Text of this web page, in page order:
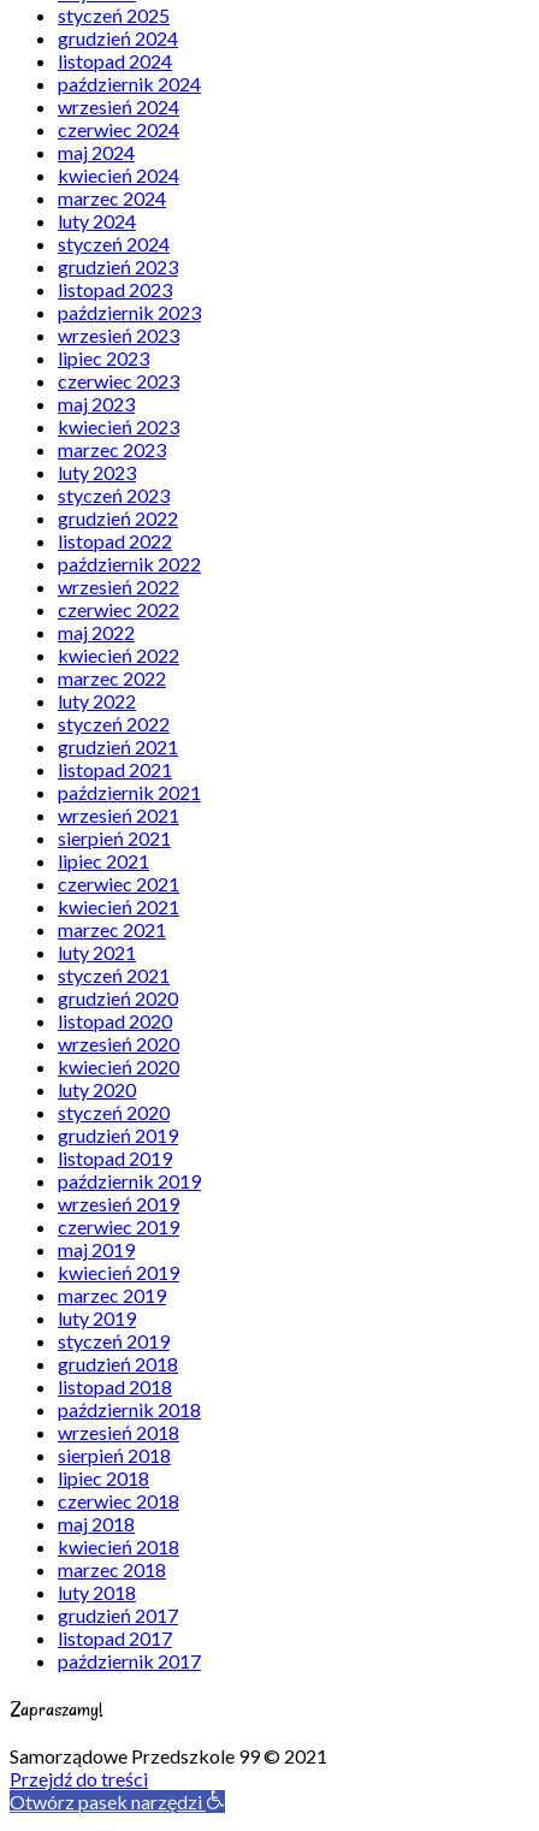
styczeń 2025
grudzień 2024
listopad 2024
październik 2024
wrzesień 2024
czerwiec 2024
maj 2024
kwiecień 2024
marzec 2024
luty 2024
styczeń 2024
grudzień 2023
listopad 2023
październik 2023
wrzesień 2023
lipiec 2023
czerwiec 2023
maj 2023
kwiecień 2023
marzec 2023
luty 2023
styczeń 2023
grudzień 2022
listopad 2022
październik 2022
wrzesień 2022
czerwiec 2022
maj 2022
kwiecień 2022
marzec 2022
luty 2022
styczeń 2022
grudzień 2021
listopad 2021
październik 2021
wrzesień 2021
sierpień 2021
lipiec 2021
czerwiec 2021
kwiecień 2021
marzec 2021
luty 2021
styczeń 2021
grudzień 2020
listopad 2020
wrzesień 2020
kwiecień 2020
luty 2020
styczeń 2020
grudzień 2019
listopad 2019
październik 2019
wrzesień 2019
czerwiec 2019
maj 2019
kwiecień 2019
marzec 2019
luty 2019
styczeń 2019
grudzień 2018
listopad 2018
październik 2018
wrzesień 2018
sierpień 2018
lipiec 2018
czerwiec 2018
maj 2018
kwiecień 2018
marzec 2018
luty 2018
grudzień 2017
listopad 2017
październik 2017
Zapraszamy!
Samorządowe Przedszkole 99 © 2021
Przejdź do treści
Otwórz pasek narzędzi